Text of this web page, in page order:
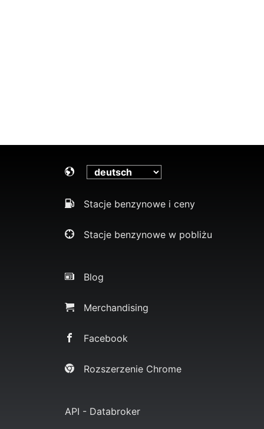
Stacje benzynowe i ceny
Stacje benzynowe w pobliżu
Blog
Merchandising
Facebook
Rozszerzenie Chrome
API - Databroker